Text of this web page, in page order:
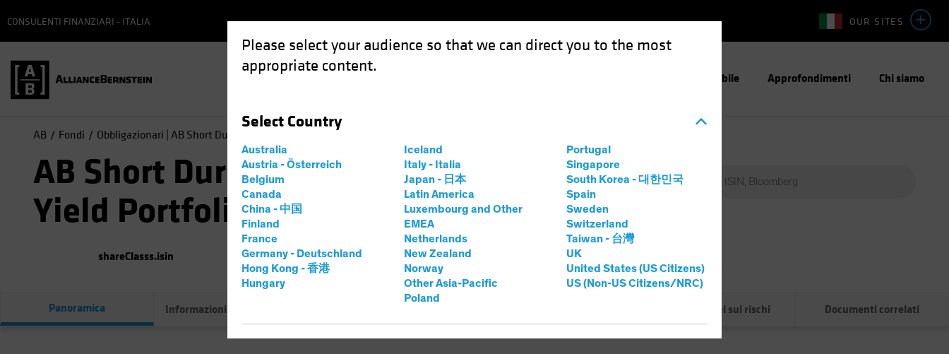
Please select your audience so that we can direct you to the most
appropriate content.
Select Country
Australia
Austria - Österreich
Belgium
Canada
China - 中国
Finland
France
Germany - Deutschland
Hong Kong - 香港
Hungary
Iceland
Italy - Italia
Japan - 日本
Latin America
Luxembourg and Other
EMEA
Netherlands
New Zealand
Norway
Other Asia-Pacific
Poland
Portugal
Singapore
South Korea - 대한민국
Spain
Sweden
Switzerland
Taiwan - 台灣
UK
United States (US Citizens)
US (Non-US Citizens/NRC)
OUR SITES
CONSULENTI FINANZIARI - ITALIA
Investimento Responsabile Approfondimenti Chi siamo
AB Fondi Obbligazionari | AB Short Duration High Yield Portfolio
AB Short Duration High
Yield Portfolio
Classe di azioni
shareClasss.isin (Al 07/08/2026) prices.change
0,00
prices.changePercent
0,00%
Panoramica Informazioni principali sul fondo Informazioni sui rischi Documenti correlati